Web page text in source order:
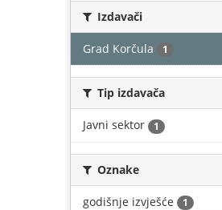
Izdavači
Grad Korčula 1
Tip izdavača
Javni sektor 1
Oznake
godišnje izvješće 1